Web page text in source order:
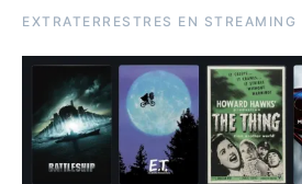
EXTRATERRESTRES EN STREAMING